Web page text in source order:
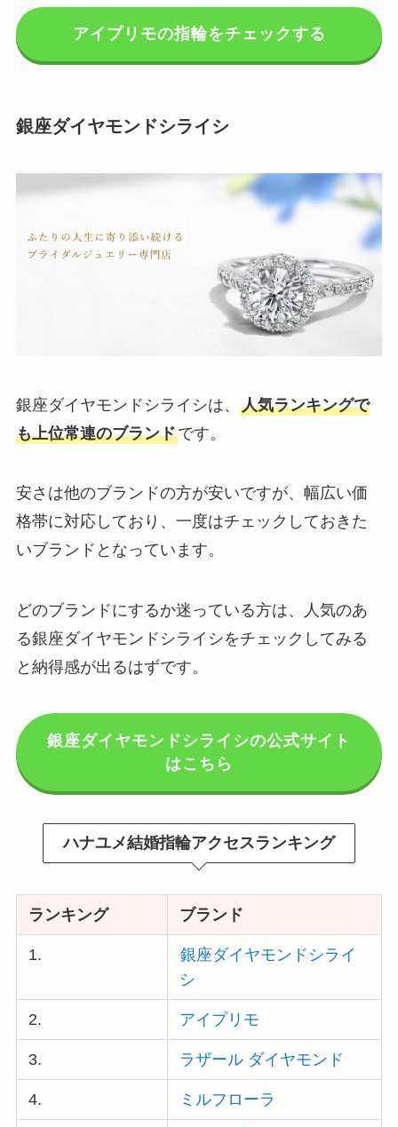
アイプリモの指輪をチェックする
銀座ダイヤモンドシライシ
銀座ダイヤモンドシライシは、 人気ランキングで
も上位常連のブランドです。
安さは他のブランドの方が安いですが、幅広い価
格帯に対応しており、一度はチェックしておきた
いブランドとなっています。
どのブランドにするか迷っている方は、人気のあ
る銀座ダイヤモンドシライシをチェックしてみる
と納得感が出るはずです。
銀座ダイヤモンドシライシの公式サイト
はこちら
ハナユメ結婚指輪アクセスランキング
ランキング ブランド
1.
銀座ダイヤモンドシライ
シ
2. アイプリモ
3. ラザール ダイヤモンド
4. ミルフローラ